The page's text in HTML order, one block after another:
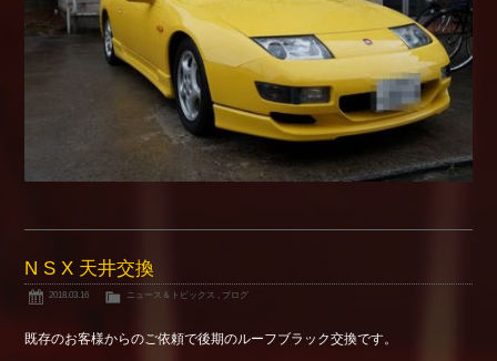
N S X 天井交換
2018.03.16 ニュース＆トピックス , ブログ
既存のお客様からのご依頼で後期のルーフブラック交換です。